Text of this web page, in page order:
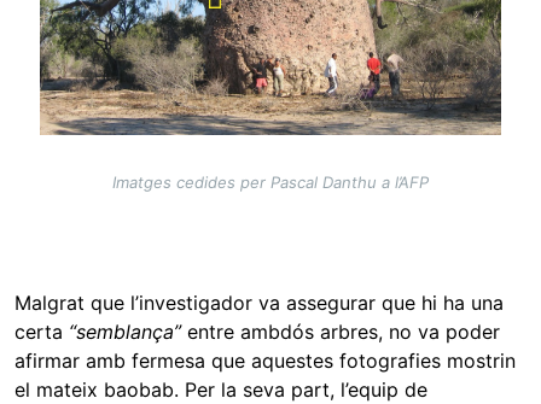
Imatges cedides per Pascal Danthu a l’AFP
Malgrat que l’investigador va assegurar que hi ha una
certa “semblança” entre ambdós arbres, no va poder
afirmar amb fermesa que aquestes fotografies mostrin
el mateix baobab. Per la seva part, l’equip de